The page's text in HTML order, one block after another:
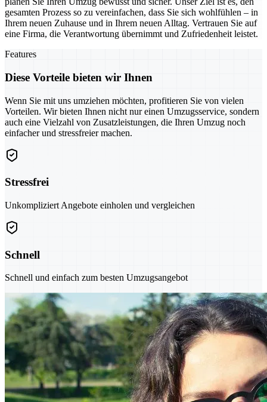
gesamten Prozess so zu vereinfachen, dass Sie sich wohlfühlen – in
Ihrem neuen Zuhause und in Ihrem neuen Alltag. Vertrauen Sie auf
eine Firma, die Verantwortung übernimmt und Zufriedenheit leistet.
Features
Diese Vorteile bieten wir Ihnen
Wenn Sie mit uns umziehen möchten, profitieren Sie von vielen
Vorteilen. Wir bieten Ihnen nicht nur einen Umzugsservice, sondern
auch eine Vielzahl von Zusatzleistungen, die Ihren Umzug noch
einfacher und stressfreier machen.
Stressfrei
Unkompliziert Angebote einholen und vergleichen
Schnell
Schnell und einfach zum besten Umzugsangebot